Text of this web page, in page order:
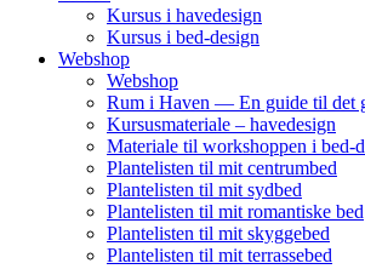
Kursus i havedesign
Kursus i bed-design
Webshop
Webshop
Rum i Haven — En guide til det
Kursusmateriale – havedesign
Materiale til workshoppen i bed-
Plantelisten til mit centrumbed
Plantelisten til mit sydbed
Plantelisten til mit romantiske bed
Plantelisten til mit skyggebed
Plantelisten til mit terrassebed